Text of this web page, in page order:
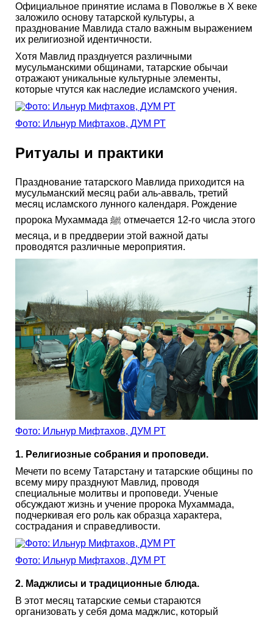
Официальное принятие ислама в Поволжье в X веке
заложило основу татарской культуры, а
празднование Мавлида стало важным выражением
их религиозной идентичности.
Хотя Мавлид празднуется различными
мусульманскими общинами, татарские обычаи
отражают уникальные культурные элементы,
которые чтутся как наследие исламского учения.
Фото: Ильнур Мифтахов, ДУМ РТ
Ритуалы и практики
Празднование татарского Мавлида приходится на
мусульманский месяц раби аль-авваль, третий
месяц исламского лунного календаря. Рождение
пророка Мухаммада ﷺ отмечается 12-го числа этого
месяца, и в преддверии этой важной даты
проводятся различные мероприятия.
Фото: Ильнур Мифтахов, ДУМ РТ
1. Религиозные собрания и проповеди.
Мечети по всему Татарстану и татарские общины по
всему миру празднуют Мавлид, проводя
специальные молитвы и проповеди. Ученые
обсуждают жизнь и учение пророка Мухаммада,
подчеркивая его роль как образца характера,
сострадания и справедливости.
Фото: Ильнур Мифтахов, ДУМ РТ
2. Маджлисы и традиционные блюда.
В этот месяц татарские семьи стараются
организовать у себя дома маджлис, который